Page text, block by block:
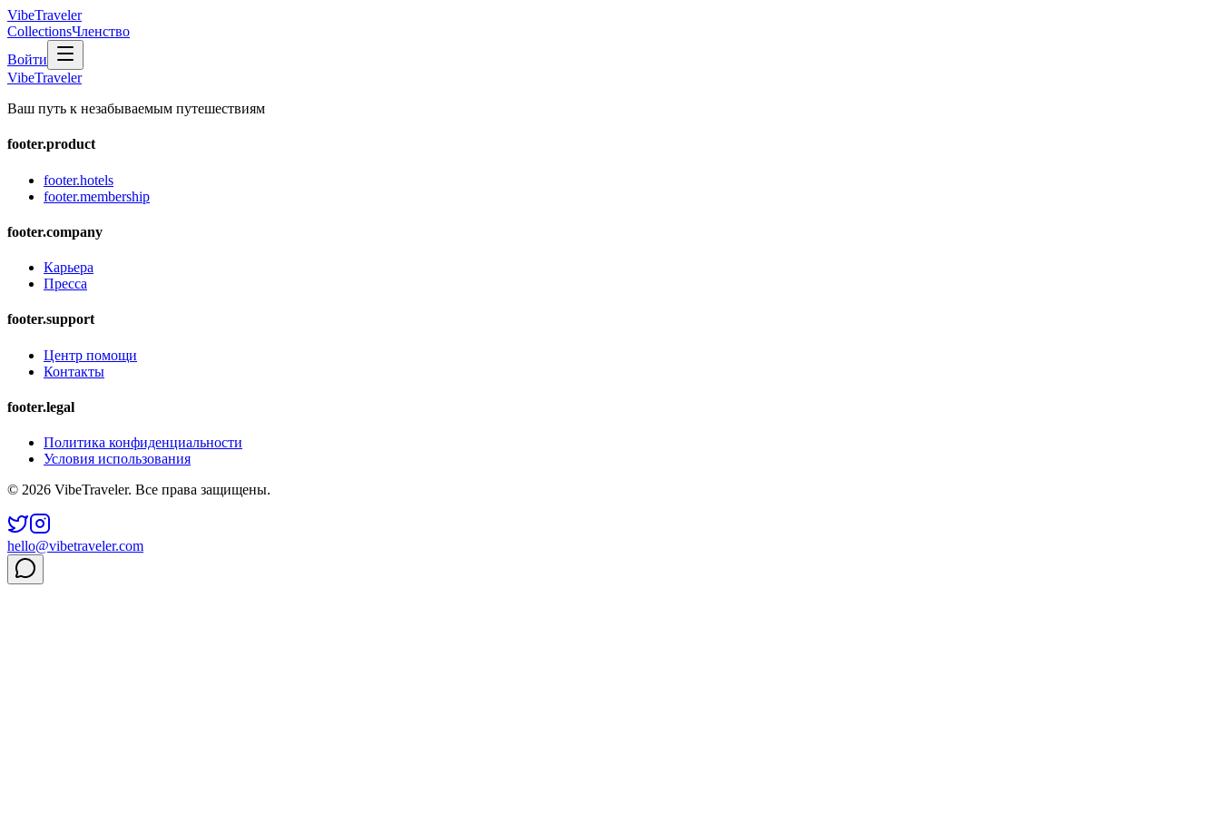
VibeTraveler
CollectionsЧленство
Войти
VibeTraveler
Ваш путь к незабываемым путешествиям
footer.product
footer.hotels
footer.membership
footer.company
Карьера
Пресса
footer.support
Центр помощи
Контакты
footer.legal
Политика конфиденциальности
Условия использования
© 2026 VibeTraveler. Все права защищены.
hello@vibetraveler.com